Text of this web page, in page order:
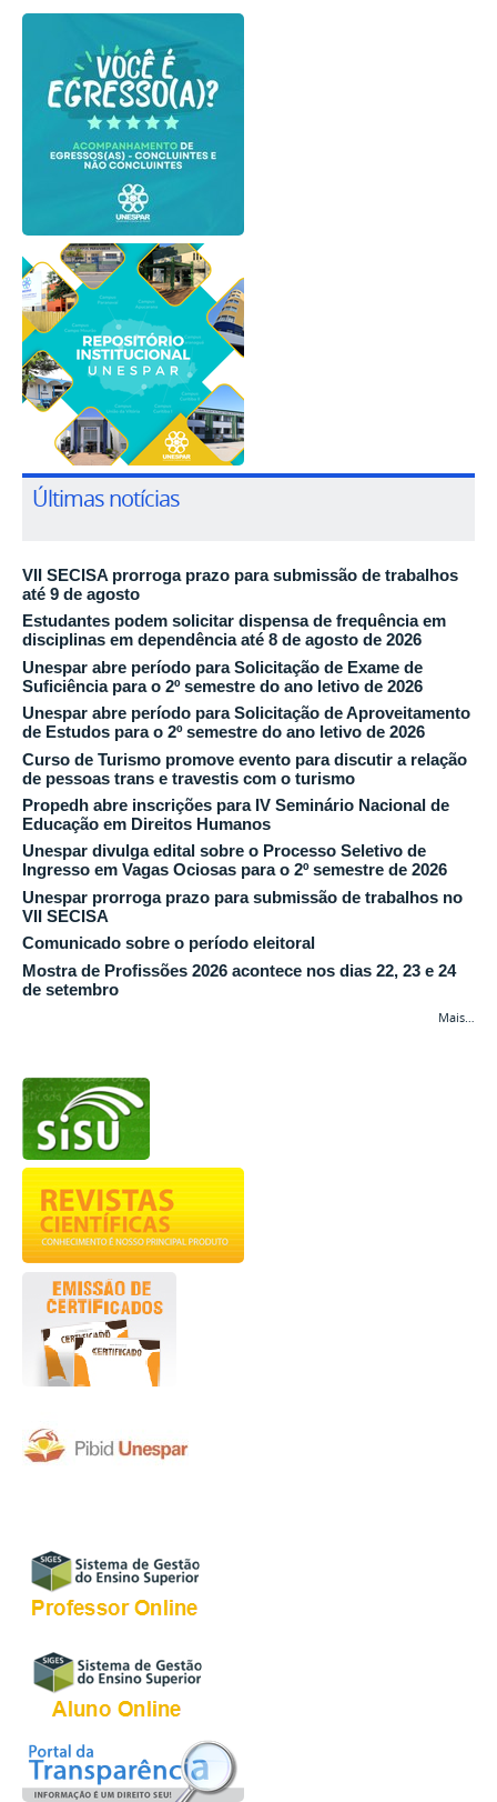
Últimas notícias
VII SECISA prorroga prazo para submissão de trabalhos
até 9 de agosto
Estudantes podem solicitar dispensa de frequência em
disciplinas em dependência até 8 de agosto de 2026
Unespar abre período para Solicitação de Exame de
Suficiência para o 2º semestre do ano letivo de 2026
Unespar abre período para Solicitação de Aproveitamento
de Estudos para o 2º semestre do ano letivo de 2026
Curso de Turismo promove evento para discutir a relação
de pessoas trans e travestis com o turismo
Propedh abre inscrições para IV Seminário Nacional de
Educação em Direitos Humanos
Unespar divulga edital sobre o Processo Seletivo de
Ingresso em Vagas Ociosas para o 2º semestre de 2026
Unespar prorroga prazo para submissão de trabalhos no
VII SECISA
Comunicado sobre o período eleitoral
Mostra de Profissões 2026 acontece nos dias 22, 23 e 24
de setembro
Mais…